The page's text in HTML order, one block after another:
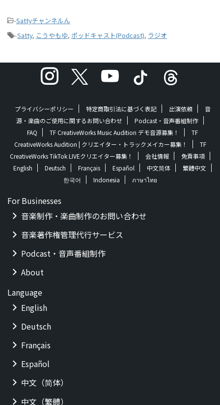
-Sattyチャンネルん
-Satty, こうやもゆ, ポッドキャスト(Podcast), ラジオ
プライバシーポリシー 特定商取引法に基づく表記 出演依頼
音
源・楽曲のご使用に関するお問い合わせ
Podcast・音声番組制作
FAQ
TF CreativeWorks Music Audition デモ音源募集！
TF
CreativeWorks Audition | クリエイター・トラックメイカー募集！
TF
CreativeWorks TikTok LIVEクリエイター募集！
会社情報
免責事項
English
Deutsch Français Español 中文简体
繁體中文
한국어
Indonesia ภาษาไทย
For Businesses
音楽制作・楽曲制作のお問い合わせ
音楽著作権管理代行サービス
Podcast・音声番組制作
About
Language
English
Deutsch
Français
Español
中文（简体）
中文（繁體）